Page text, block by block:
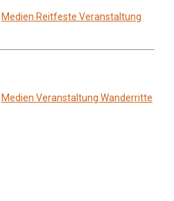
Medien Reitfeste Veranstaltung
Medien Veranstaltung Wanderritte